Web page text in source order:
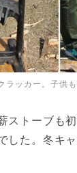
ラッカー。子供
ストーブも
した。冬キ